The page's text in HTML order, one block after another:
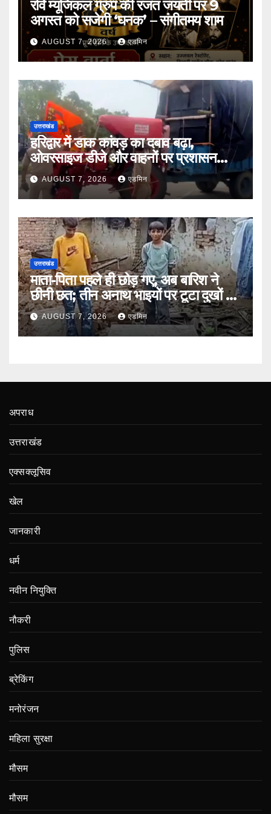
रवि म्यूजिकल ग्रुप की रजत जयंती पर 9
अगस्त को सजेगी ‘घनक’ – संगीतमय शाम
AUGUST 7, 2026 एडमिन
उत्तराखंड
हरिद्वार में डाक कांवड़ का दबाव बढ़ा,
ओवरसाइज डीजे और वाहनों पर प्रशासन
सख्तAUGUST 7, 2026 एडमिन
उत्तराखंड
माता-पिता पहले ही छोड़ गए, अब बारिश ने
छीनी छत; तीन अनाथ भाइयों पर टूटा दुखों का
पहाड़AUGUST 7, 2026 एडमिन
अपराध
उत्तराखंड
एक्सक्लूसिव
खेल
जानकारी
धर्म
नवीन नियुक्ति
नौकरी
पुलिस
ब्रेकिंग
मनोरंजन
महिला सुरक्षा
मौसम
मौसम